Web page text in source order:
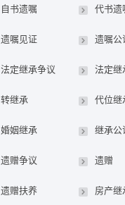
自书遗嘱 代书遗
遗嘱见证 遗嘱公
法定继承争议 法定继
转继承 代位继
婚姻继承 继承公
遗赠争议 遗赠
遗赠扶养 房产继